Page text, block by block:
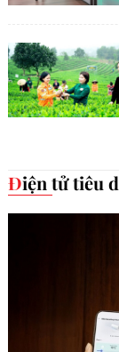
Điện tử tiêu